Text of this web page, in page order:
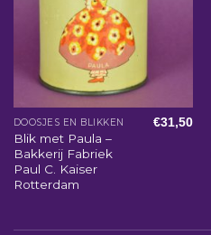
DOOSJES EN BLIKKEN
Blik met Paula –
Bakkerij Fabriek
Paul C. Kaiser
Rotterdam
€31,50